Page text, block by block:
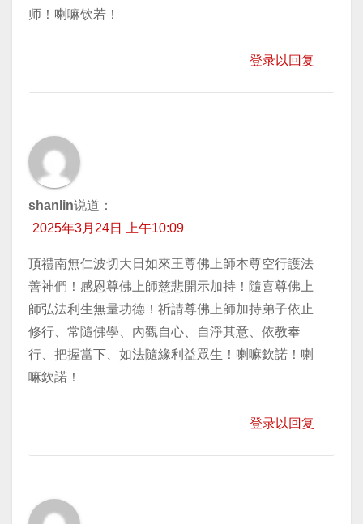
师！喇嘛钦若！
登录以回复
shanlin说道：
2025年3月24日 上午10:09
頂禮南無仁波切大日如來王尊佛上師本尊空行護法
善神們！感恩尊佛上師慈悲開示加持！隨喜尊佛上
師弘法利生無量功德！祈請尊佛上師加持弟子依止
修行、常隨佛學、內觀自心、自淨其意、依教奉
行、把握當下、如法隨緣利益眾生！喇嘛欽諾！喇
嘛欽諾！
登录以回复